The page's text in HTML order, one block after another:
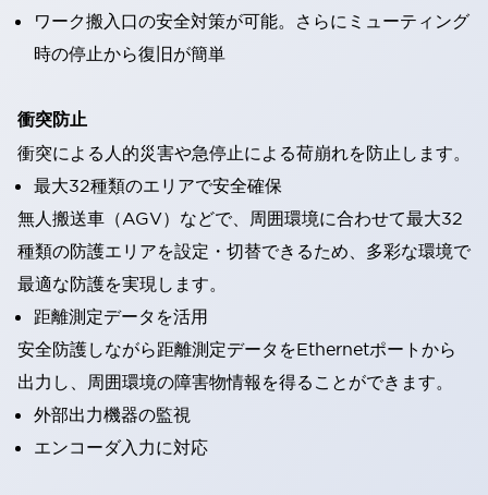
ワーク搬入口の安全対策が可能。さらにミューティング
時の停止から復旧が簡単
衝突防止
衝突による人的災害や急停止による荷崩れを防止します。
最大32種類のエリアで安全確保
無人搬送車（AGV）などで、周囲環境に合わせて最大32
種類の防護エリアを設定・切替できるため、多彩な環境で
最適な防護を実現します。
距離測定データを活用
安全防護しながら距離測定データをEthernetポートから
出力し、周囲環境の障害物情報を得ることができます。
外部出力機器の監視
エンコーダ入力に対応